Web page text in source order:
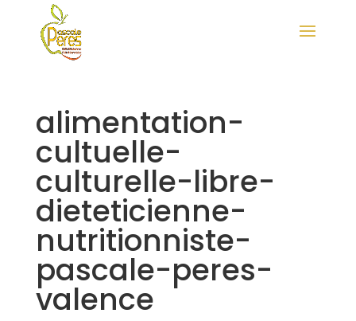
alimentation-
cultuelle-
culturelle-libre-
dieteticienne-
nutritionniste-
pascale-peres-
valence